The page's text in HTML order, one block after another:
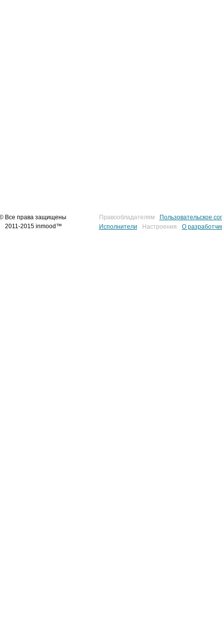
Все права защищены
2011-2015 inmood™
Правообладателям
Пользовательское
Исполнители
Настроения О